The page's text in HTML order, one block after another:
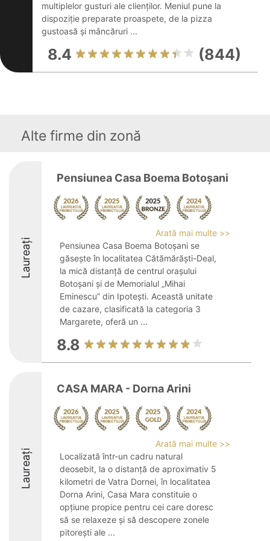
multiplelor gusturi ale clienților. Meniul pune la
dispoziție preparate proaspete, de la pizza
gustoasă și mâncăruri ...
8.4 (844)
Alte firme din zonă
Laureați
Pensiunea Casa Boema Botoșani
Arată mai multe >>
Pensiunea Casa Boema Botoșani se
găsește în localitatea Cătămărăști-Deal,
la mică distanță de centrul orașului
Botoșani și de Memorialul „Mihai
Eminescu” din Ipotești. Această unitate
de cazare, clasificată la categoria 3
Margarete, oferă un ...
8.8
Laureați
CASA MARA - Dorna Arini
Arată mai multe >>
Localizată într-un cadru natural
deosebit, la o distanță de aproximativ 5
kilometri de Vatra Dornei, în localitatea
Dorna Arini, Casa Mara constituie o
opțiune propice pentru cei care doresc
să se relaxeze și să descopere zonele
pitorești ale ...